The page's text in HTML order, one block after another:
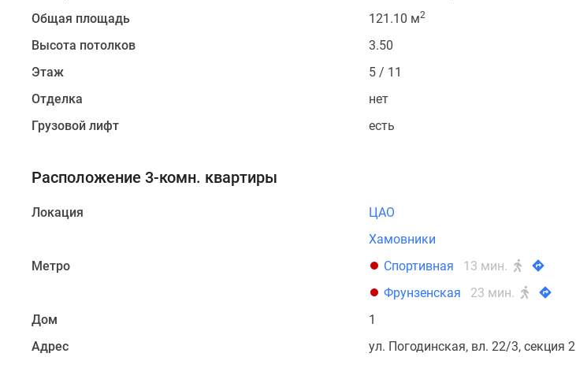
Общая площадь
121.10 м2
Высота потолков
3.50
Этаж
5 / 11
Отделка
нет
Грузовой лифт
есть
Расположение 3-комн. квартиры
Локация
ЦАО
Хамовники
Метро
Спортивная
13 мин.
Фрунзенская
23 мин.
Дом
1
Адрес
ул. Погодинская, вл. 22/3, секция 2